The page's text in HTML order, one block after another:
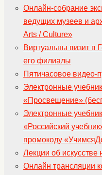
Онлайн-собрание
ведущих музеев и
Arts / Culture»
Виртуальны визит в
его филиалы
Пятичасовое видео-
Электронные
«Просвещение»
Электронные
«Российский
промокоду
Лекции об
Онлайн трансляции